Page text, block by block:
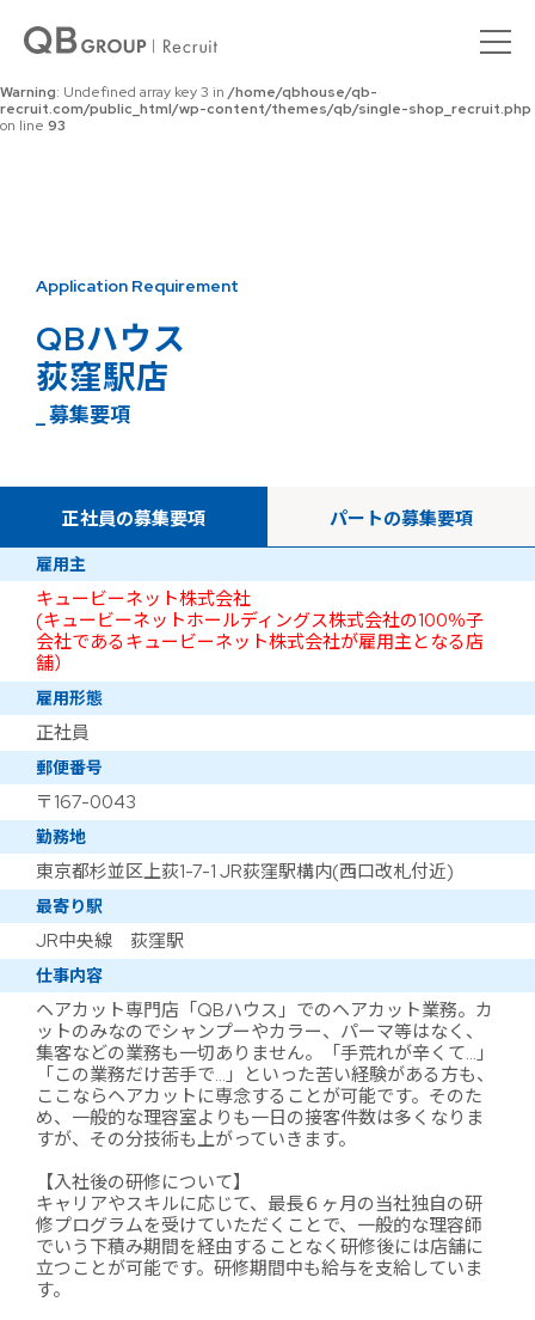
Warning : Undefined array key 0 in
recruit.com/public_html/wp-content/themes/qb/single-shop_recruit.php
on line92
Warning: Undefined array key 3 in /home/qbhouse/qb-
recruit.com/public_html/wp-content/themes/qb/single-shop_recruit.php
on line 93
Application Requirement
QBハウス
荻窪駅店
_ 募集要項
正社員の募集要項 パートの募集要項
雇用主
キュービーネット株式会社
(キュービーネットホールディングス株式会社の100％子
会社であるキュービーネット株式会社が雇用主となる店
舗）
雇用形態
正社員
郵便番号
〒167-0043
勤務地
東京都杉並区上荻1-7-1 JR荻窪駅構内(西口改札付近)
最寄り駅
JR中央線 荻窪駅
仕事内容
ヘアカット専門店「QBハウス」でのヘアカット業務。カ
ットのみなのでシャンプーやカラー、パーマ等はなく、
集客などの業務も一切ありません。「手荒れが辛くて…」
「この業務だけ苦手で…」といった苦い経験がある方も、
ここならヘアカットに専念することが可能です。そのた
め、一般的な理容室よりも一日の接客件数は多くなりま
すが、その分技術も上がっていきます。
【入社後の研修について】
キャリアやスキルに応じて、最長６ヶ月の当社独自の研
修プログラムを受けていただくことで、一般的な理容師
でいう下積み期間を経由することなく研修後には店舗に
立つことが可能です。研修期間中も給与を支給していま
す。